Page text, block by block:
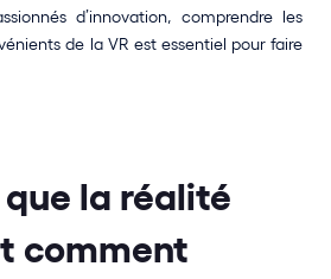
d’innovation, comprendre les
de la VR est essentiel pour faire
que la réalité
comment